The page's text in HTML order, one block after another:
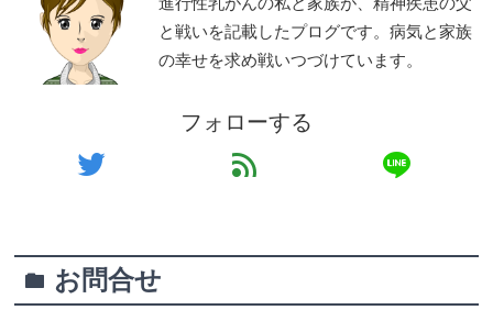
と戦いを記載したプログです。病気と家族
の幸せを求め戦いつづけています。
フォローする
twitter feed line
folder お問合せ